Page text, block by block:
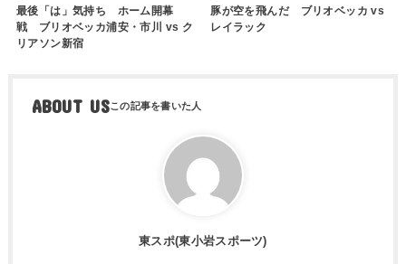
最後「は」気持ち ホーム開幕
戦 ブリオベッカ浦安・市川 vs ク
リアソン新宿
豚が空を飛んだ ブリオベッカ vs
レイラック
ABOUT US
東スポ(東小岩スポーツ)